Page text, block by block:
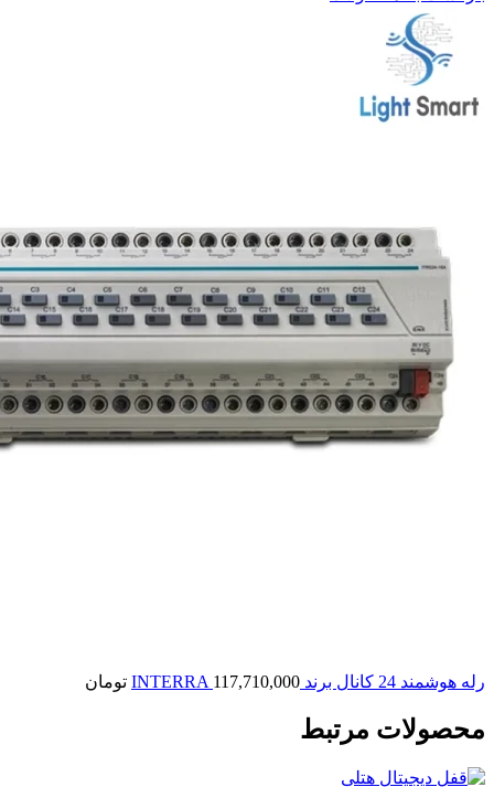
رله هوشمند 24 کانال برند INTERRA 117,710,000 تومان
محصولات مرتبط